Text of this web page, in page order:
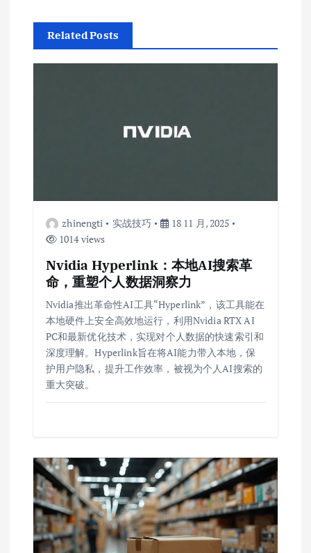
Related Posts
zhinengti 实战技巧
18 11 月, 2025
1014 views
Nvidia Hyperlink：本地AI搜索革
命，重塑个人数据洞察力
Nvidia推出革命性AI工具“Hyperlink”，该工具能在
本地硬件上安全高效地运行，利用Nvidia RTX AI
PC和最新优化技术，实现对个人数据的快速索引和
深度理解。Hyperlink旨在将AI能力带入本地，保
护用户隐私，提升工作效率，被视为个人AI搜索的
重大突破。